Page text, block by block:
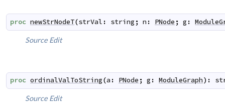
proc newStrNodeT(strVal : string ; n : PNode ; g :
Source Edit
proc ordinalValToString(a : PNode ; g : ModuleGraph) :
Source Edit